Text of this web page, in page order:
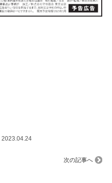
2023.04.24
次の記事へ